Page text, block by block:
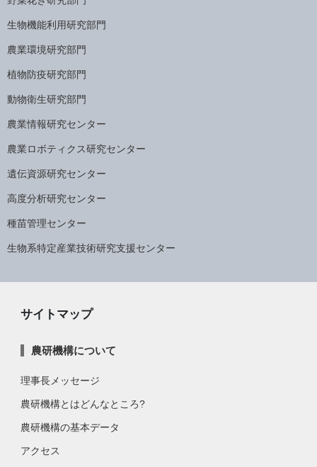
生物機能利用研究部門
農業環境研究部門
植物防疫研究部門
動物衛生研究部門
農業情報研究センター
農業ロボティクス研究センター
遺伝資源研究センター
高度分析研究センター
種苗管理センター
生物系特定産業技術研究支援センター
サイトマップ
農研機構について
理事長メッセージ
農研機構とはどんなところ?
農研機構の基本データ
アクセス